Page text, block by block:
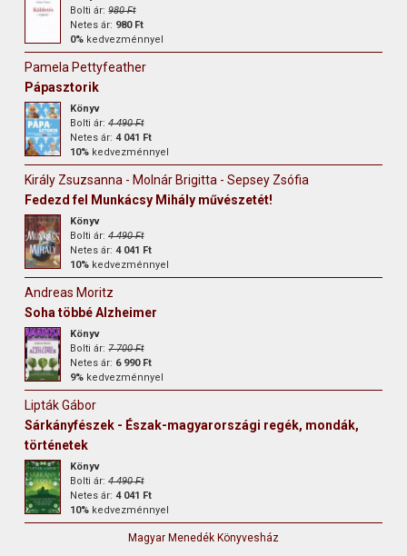
Bolti ár:980 Ft
Netes ár: 980 Ft
0% kedvezménnyel
Pamela Pettyfeather
Pápasztorik
Könyv
Bolti ár:4 490 Ft
Netes ár:4 041 Ft
10% kedvezménnyel
Király Zsuzsanna - Molnár Brigitta - Sepsey Zsófia
Fedezd fel Munkácsy Mihály művészetét!
Könyv
Bolti ár:4 490 Ft
Netes ár:4 041 Ft
10% kedvezménnyel
Andreas Moritz
Soha többé Alzheimer
Könyv
Bolti ár:7 700 Ft
Netes ár: 6 990 Ft
9% kedvezménnyel
Lipták Gábor
Sárkányfészek - Észak-magyarországi regék, mondák,
történetek
Könyv
Bolti ár:4 490 Ft
Netes ár:4 041 Ft
10% kedvezménnyel
Magyar Menedék Könyvesház